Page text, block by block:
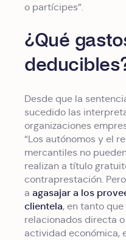
o partícipes”.
¿Qué
Desde que la
sucedido las
organizaciones
“Los autónomos y el
mercantiles no
realizan a título
contraprestación.
a agasajar a los
clientela, en tanto
relacionados directa
actividad económica,